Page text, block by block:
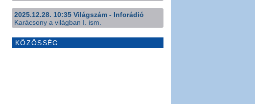
2025.12.28. 10:35 Világszám - Inforádió
Karácsony a világban I. ism.
KÖZÖSSÉG